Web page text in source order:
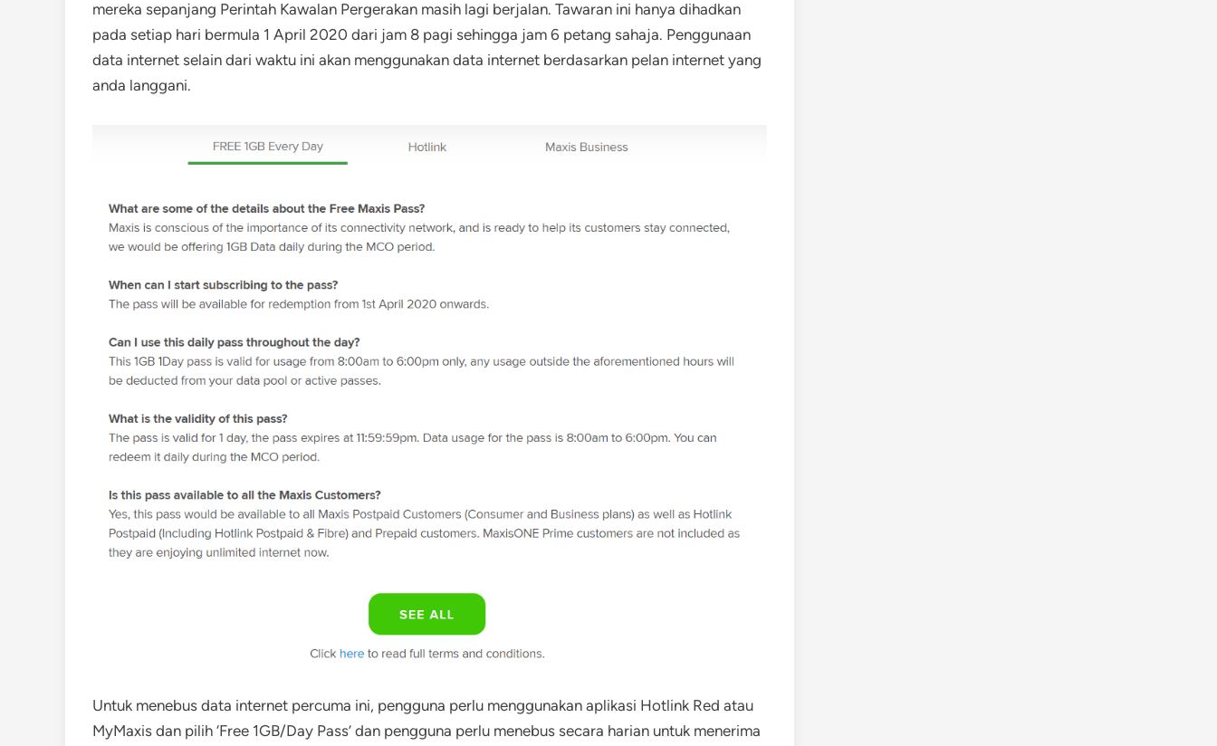
mereka sepanjang Perintah Kawalan Pergerakan masih lagi berjalan. Tawaran ini hanya dihadkan
pada setiap hari bermula 1 April 2020 dari jam 8 pagi sehingga jam 6 petang sahaja. Penggunaan
data internet selain dari waktu ini akan menggunakan data internet berdasarkan pelan internet yang
anda langgani.
Untuk menebus data internet percuma ini, pengguna perlu menggunakan aplikasi Hotlink Red atau
MyMaxis dan pilih ‘Free 1GB/Day Pass’ dan pengguna perlu menebus secara harian untuk menerima